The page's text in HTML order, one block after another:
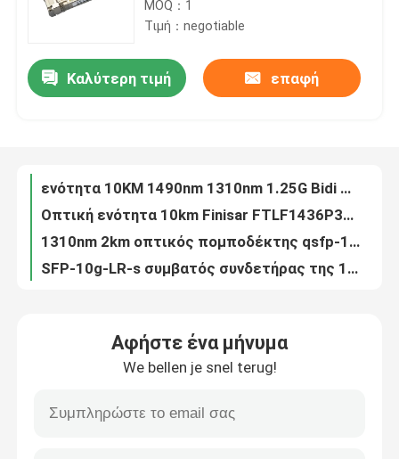
Περίπου εμείς
Μας ελάτε σε επαφή με
Ειδήσεις
Προϊόντα Nvidia AI
MOQ：1
Τιμή：negotiable
Καλύτερη τιμή επαφή
Αρχική οπτική ενότητα 10km Finisar FTLF1432P3BCV FC SFP+ 32G
ενότητα 10KM 1490nm 1310nm 1.25G Bidi SFP πομποδέκτης 10G Ethernet
Οπτική ενότητα 10km Finisar FTLF1436P3BCL 32G SFP+
1310nm 2km οπτικός πομποδέκτης qsfp-100g-cwdm4-s SMF 100G-CWDM4 QSFP28
SFP-10g-LR-s συμβατός συνδετήρας της 10gbase-LR LC ενότητας της Cisco SFP
Αφήστε ένα μήνυμα
We bellen je snel terug!